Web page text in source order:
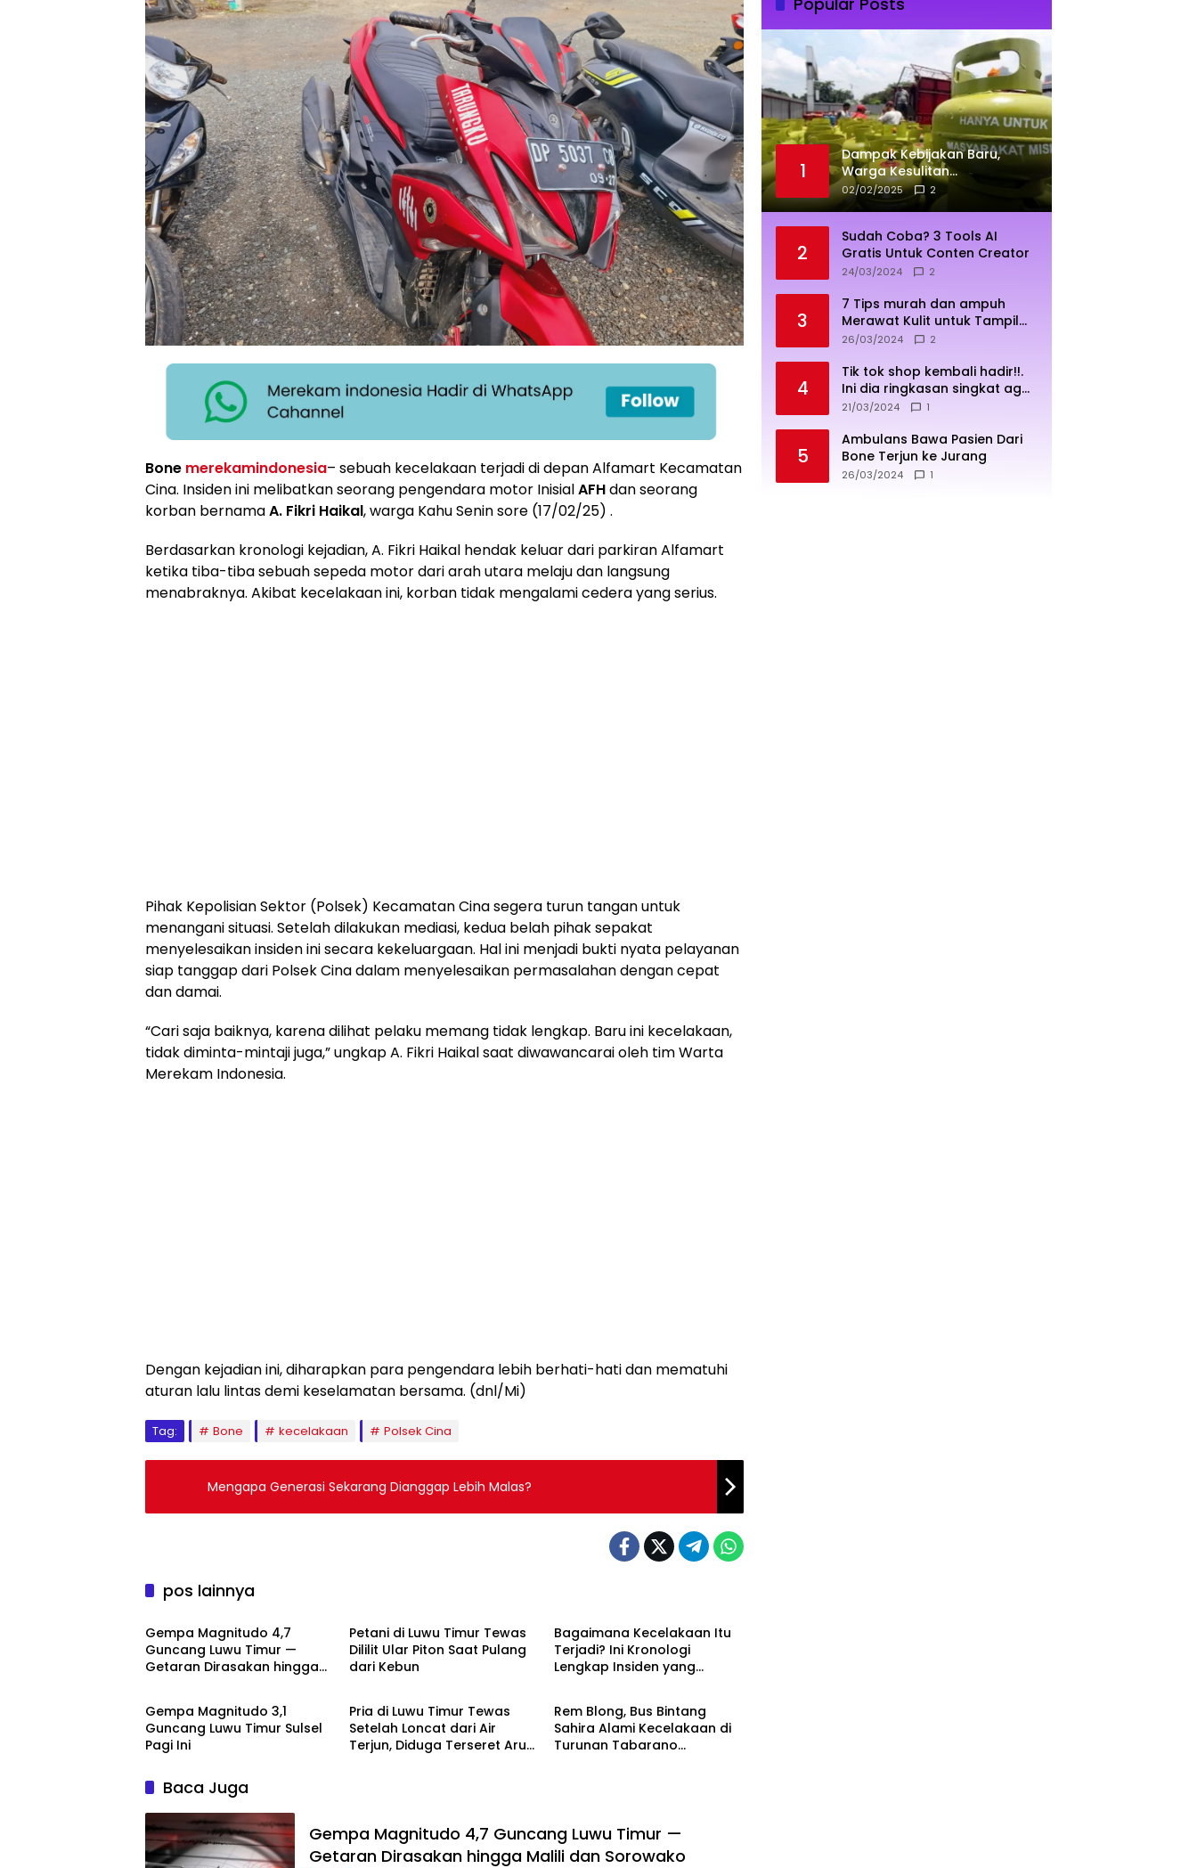
Bone merekamindonesia– sebuah kecelakaan terjadi di depan Alfamart Kecamatan
Cina. Insiden ini melibatkan seorang pengendara motor InisialAFHdan seorang
korban bernamaA. Fikri Haikal, warga Kahu Senin sore (17/02/25) .
Berdasarkan kronologi kejadian, A. Fikri Haikal hendak keluar dari parkiran Alfamart
ketika tiba-tiba sebuah sepeda motor dari arah utara melaju dan langsung
menabraknya. Akibat kecelakaan ini, korban tidak mengalami cedera yang serius.
Pihak Kepolisian Sektor (Polsek) Kecamatan Cina segera turun tangan untuk
menangani situasi. Setelah dilakukan mediasi, kedua belah pihak sepakat
menyelesaikan insiden ini secara kekeluargaan. Hal ini menjadi bukti nyata pelayanan
siap tanggap dari Polsek Cina dalam menyelesaikan permasalahan dengan cepat
dan damai.
“Cari saja baiknya, karena dilihat pelaku memang tidak lengkap. Baru ini kecelakaan,
tidak diminta-mintaji juga,” ungkap A. Fikri Haikal saat diwawancarai oleh tim Warta
Merekam Indonesia.
Dengan kejadian ini, diharapkan para pengendara lebih berhati-hati dan mematuhi
aturan lalu lintas demi keselamatan bersama. (dnl/Mi)
Tag: Bone kecelakaan Polsek Cina
Mengapa Generasi Sekarang Dianggap Lebih Malas?
pos lainnya
Daerah
Gempa Magnitudo 4,7
Guncang Luwu Timur —
Getaran Dirasakan hingga
Petani di Luwu Timur Tewas
Dililit Ular Piton Saat Pulang
dari Kebun
Bagaimana Kecelakaan Itu
Terjadi? Ini Kronologi
Lengkap Insiden yang
Berita
Gempa Magnitudo 3,1
Guncang Luwu Timur Sulsel
Pagi Ini
Peristiwa
Pria di Luwu Timur Tewas
Setelah Loncat dari Air
Terjun, Diduga Terseret Arus
Peristiwa
Rem Blong, Bus Bintang
Sahira Alami Kecelakaan di
Turunan Tabarano
Baca Juga
Gempa Magnitudo 4,7 Guncang Luwu Timur —
Getaran Dirasakan hingga Malili dan Sorowako
1
Dampak Kebijakan Baru,
Warga Kesulitan
Mendapatkan Elpiji 3 Kg
02/02/2025 2
2
Sudah Coba? 3 Tools AI
Gratis Untuk Conten Creator
24/03/2024 2
3
7 Tips murah dan ampuh
Merawat Kulit untuk Tampil
Sehat dan Cerah
26/03/2024 2
4
Tik tok shop kembali hadir!!.
Ini dia ringkasan singkat agar
penjualan lebih sukses
21/03/2024 1
5
Ambulans Bawa Pasien Dari
Bone Terjun ke Jurang
26/03/2024 1